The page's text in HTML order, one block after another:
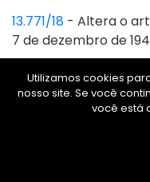
13.771/18 - Altera o
7 de dezembro de
13.769/18- Altera o
outubro de 1941
os 7.210, de 11 de
Hediondos), para
prisão preventiva
Utilizamos cookies
nosso site. Se você
você está